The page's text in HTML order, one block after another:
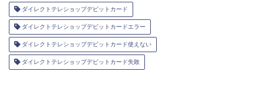
ダイレクトテレショップデビットカード
ダイレクトテレショップデビットカードエラー
ダイレクトテレショップデビットカード使えない
ダイレクトテレショップデビットカード失敗